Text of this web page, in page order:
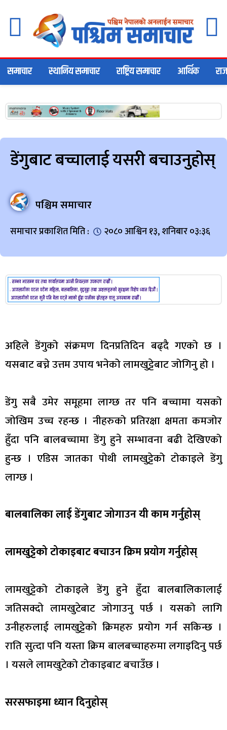
समाचार स्थानिय समाचार राष्ट्रिय समाचार आर्थिक
डेंगुबाट बच्चालाई यसरी बचाउनुहोस्
पश्चिम समाचार
समाचार प्रकाशित मिति : २०८० आश्विन १३, शनिबार ०३:३६
अहिले डेंगुको संक्रमण दिनप्रतिदिन बढ्दै गएको छ ।
यसबाट बच्ने उत्तम उपाय भनेको लामखुट्टेबाट जोगिनु हो ।
डेंगु सबै उमेर समूहमा लाग्छ तर पनि बच्चामा यसको
जोखिम उच्च रहन्छ । नीहरुको प्रतिरक्षा क्षमता कमजोर
हुँदा पनि बालबच्चामा डेंगु हुने सम्भावना बढी देखिएको
हुन्छ । एडिस जातका पोथी लामखुट्टेको टोकाइले डेंगु
लाग्छ ।
बालबालिका लाई डेंगुबाट जोगाउन यी काम गर्नुहोस्
लामखुट्टेको टोकाइबाट बचाउन क्रिम प्रयोग गर्नुहोस्
लामखुट्टेको टोकाइले डेंगु हुने हुँदा बालबालिकालाई
जतिसक्दो लामखुटेबाट जोगाउनु पर्छ । यसको लागि
उनीहरुलाई लामखुट्टेको क्रिमहरु प्रयोग गर्न सकिन्छ ।
राति सुत्दा पनि यस्ता क्रिम बालबच्चाहरुमा लगाइदिनु पर्छ
। यसले लामखुटेको टोकाइबाट बचाउँछ ।
सरसफाइमा ध्यान दिनुहोस्